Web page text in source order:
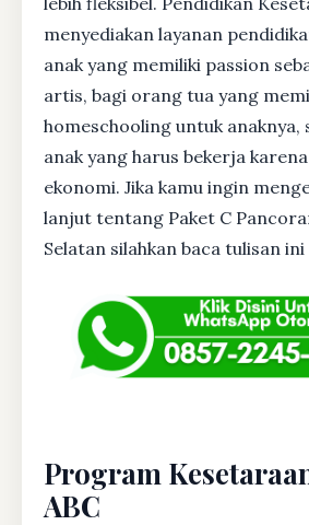
menyediakan layanan
anak yang memiliki passion
artis, bagi orang tua yang
homeschooling untuk anaknya,
anak yang harus bekerja
ekonomi. Jika kamu ingin
lanjut tentang Paket C
Selatan silahkan baca tulisan
Program
ABC